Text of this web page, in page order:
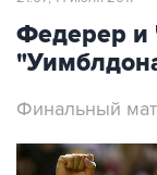
Федерер и
Финальный